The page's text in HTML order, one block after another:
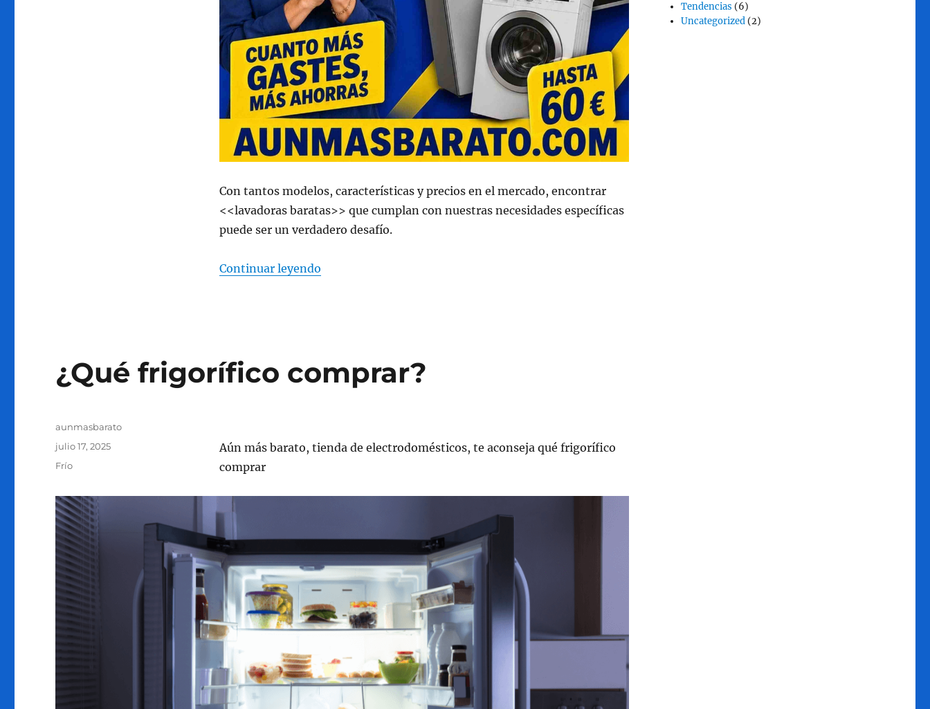
Con tantos modelos, características y precios en el mercado, encontrar
<<lavadoras baratas>> que cumplan con nuestras necesidades específicas
puede ser un verdadero desafío.
Continuar leyendo«Claves prácticas para comprar lavadora»
¿Qué frigorífico comprar?
Aún más barato, tienda de electrodomésticos, te aconseja qué frigorífico
comprar
Autor
aunmasbarato
Publicado
julio 17, 2025
Categorías
Frío
Tendencias (6)
Uncategorized (2)